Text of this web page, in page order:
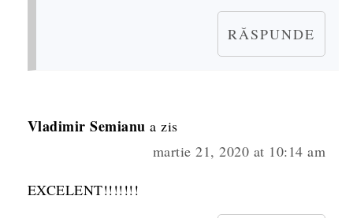
RĂSPUNDE
Vladimir Semianu a zis
martie 21, 2020 at 10:14 am
EXCELENT!!!!!!!